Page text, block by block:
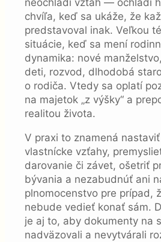
neochladí vzťah — ochladí
chvíľa, keď sa ukáže, že
predstavoval inak. Veľkou
situácie, keď sa mení
dynamika: nové
deti, rozvod, dlhodobá
o rodiča. Vtedy sa oplatí
na majetok „z výšky“ a
realitou života.
V praxi to znamená
vlastnícke vzťahy,
darovanie či závet, ošetriť
bývania a nezabudnúť ani
plnomocenstvo pre prípad,
nebude vedieť konať sám.
je aj to, aby dokumenty na
nadväzovali a nevytvárali